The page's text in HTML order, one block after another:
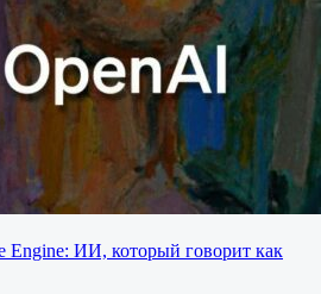
Engine: ИИ, который говорит как